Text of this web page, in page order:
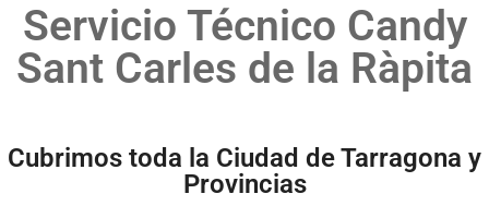
Servicio Técnico Candy
Sant Carles de la Ràpita
Cubrimos toda la Ciudad de Tarragona y
Provincias